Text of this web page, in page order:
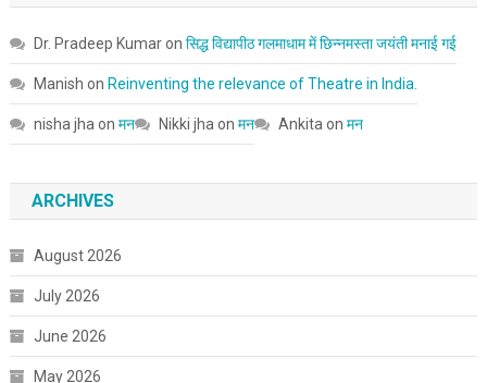
Dr. Pradeep Kumaron सिद्ध विद्यापीठ गलमाधाम में छिन्नमस्ता जयंती मनाई गई
Manish on Reinventing the relevance of Theatre in India.
nisha jha on मन Nikki jha on मन Ankita on मन
ARCHIVES
August 2026
July 2026
June 2026
May 2026